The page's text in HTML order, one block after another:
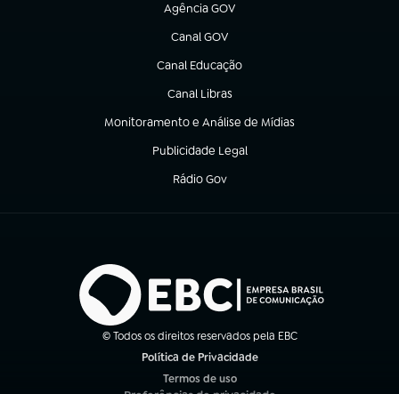
Agência GOV
(abre em nova aba)
Canal GOV
(abre em nova aba)
Canal Educação
(abre em nova aba)
Canal Libras
(abre em nova aba)
Monitoramento e Análise de Mídias
(abre em nova aba)
Publicidade Legal
(abre em nova aba)
Rádio Gov
(abre em nova aba)
© Todos os direitos reservados pela EBC
Política de Privacidade
Termos de uso
(abre em nova aba)